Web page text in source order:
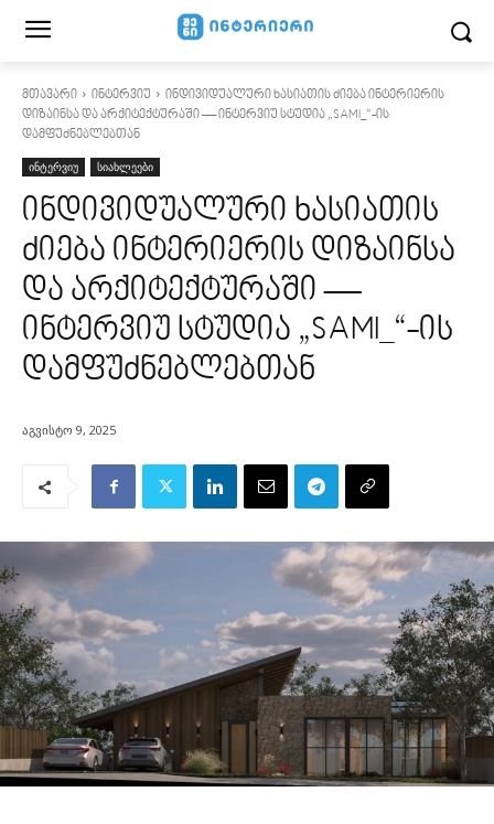
მთავარი ინტერვიუ
ინდივიდუალური ხასიათის ძიება ინტერიერის
დიზაინსა და არქიტექტურაში — ინტერვიუ სტუდია „SAMI_“-ის
დამფუძნებლებთან
ინტერვიუ სიახლეები
ინდივიდუალური ხასიათის
ძიება ინტერიერის დიზაინსა
და არქიტექტურაში —
ინტერვიუ სტუდია „SAMI_“-ის
დამფუძნებლებთან
აგვისტო 9, 2025